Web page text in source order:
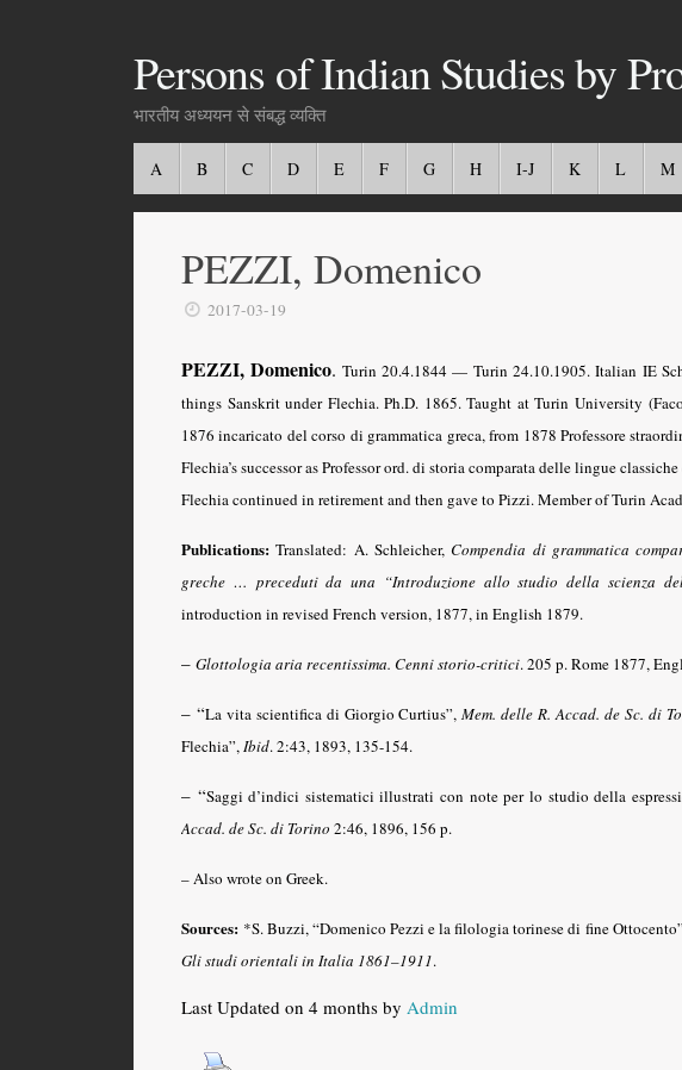
Persons of Indian Studies by
भारतीय अध्ययन से संबद्ध व्यक्ति
A B C D E F G H I-J K L M
PEZZI, Domenico
2017-03-19
PEZZI, Domenico. Turin 20.4.1844 — Turin 24.10.1905. Italian IE
things Sanskrit under Flechia. Ph.D. 1865. Taught at Turin University
1876 incaricato del corso di grammatica greca, from 1878 Professore
Flechia’s successor as Professor ord. di storia comparata delle lingue
Flechia continued in retirement and then gave to Pizzi. Member of Turin
Publications: Translated: A. Schleicher,Compendia di grammatica
greche … preceduti da una “Introduzione allo studio della scienza
introduction in revised French version, 1877, in English 1879.
– Glottologia aria recentissima. Cenni storio-critici.205 p. Rome 1877,
– “La vita scientifica di Giorgio Curtius”,Mem. delle R. Accad. de Sc. di
Flechia”,Ibid.2:43, 1893, 135-154.
– “Saggi d’indici sistematici illustrati con note per lo studio della
Accad. de Sc. di Torino 2:46, 1896, 156 p.
– Also wrote on Greek.
Sources: *S. Buzzi, “Domenico Pezzi e la filologia torinese di fine
Gli studi orientali in Italia 1861–1911.
Last Updated on 4 months by Admin